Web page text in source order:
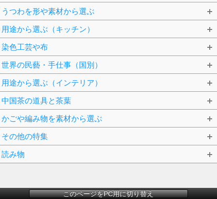
うつわを形や素材から選ぶ
用途から選ぶ（キッチン）
染色工芸や布
世界の民藝・手仕事（国別）
用途から選ぶ（インテリア）
中国茶の道具と茶葉
かごや編み物を素材から選ぶ
その他の特集
読み物
このページをPC用に切り替え